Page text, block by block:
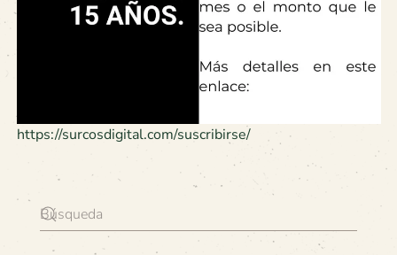
https://surcosdigital.com/suscribirse/